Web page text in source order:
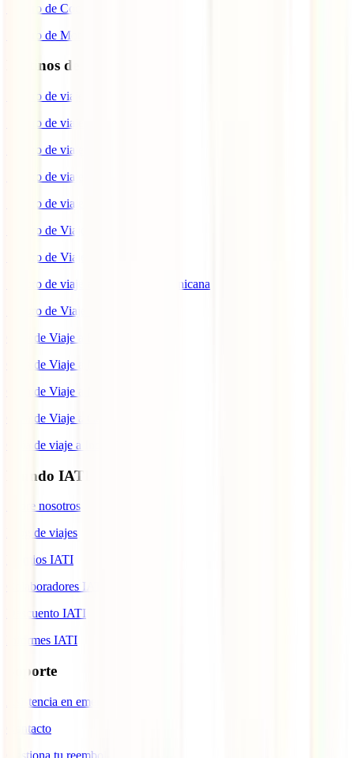
Seguro de Coche
Seguro de Moto
Destinos de interés
Seguro de viaje a EEUU
Seguro de viaje a Indonesia
Seguro de viaje a Marruecos
Seguro de viaje a Reino Unido
Seguro de viaje a México
Seguro de Viaje a Tailandia
Seguro de Viaje a China
Seguro de viaje a República Dominicana
Seguro de Viaje a Colombia
Guía de Viaje a Estados Unidos
Guía de Viaje a México
Guía de Viaje a Marruecos
Guía de Viaje a Cuba
Guía de viaje a Indonesia
Mundo IATI
Sobre nosotros
Blog de viajes
Premios IATI
Colaboradores IATI
Descuento IATI
Informes IATI
Soporte
Asistencia en emergencias
Contacto
Gestiona tu reembolso